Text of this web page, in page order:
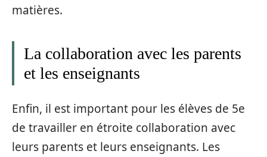
matières.
La collaboration avec les parents
et les enseignants
Enfin, il est important pour les élèves de 5e
de travailler en étroite collaboration avec
leurs parents et leurs enseignants. Les